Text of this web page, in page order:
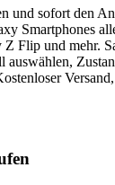
und sofort den
Smartphones
Flip und mehr.